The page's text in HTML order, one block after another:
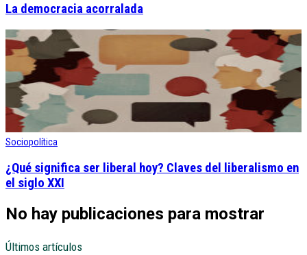
La democracia acorralada
Sociopolítica
¿Qué significa ser liberal hoy? Claves del liberalismo en
el siglo XXI
No hay publicaciones para mostrar
Últimos artículos